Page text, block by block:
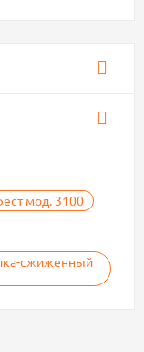
мод. 3100
сжиженный